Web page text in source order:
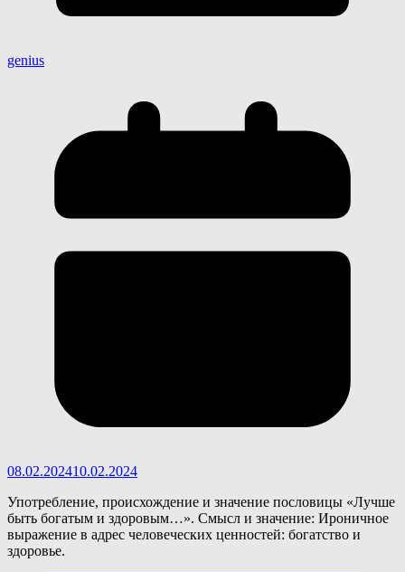
genius
08.02.202410.02.2024
Употребление, происхождение и значение пословицы «Лучше
быть богатым и здоровым…». Смысл и значение: Ироничное
выражение в адрес человеческих ценностей: богатство и
здоровье.